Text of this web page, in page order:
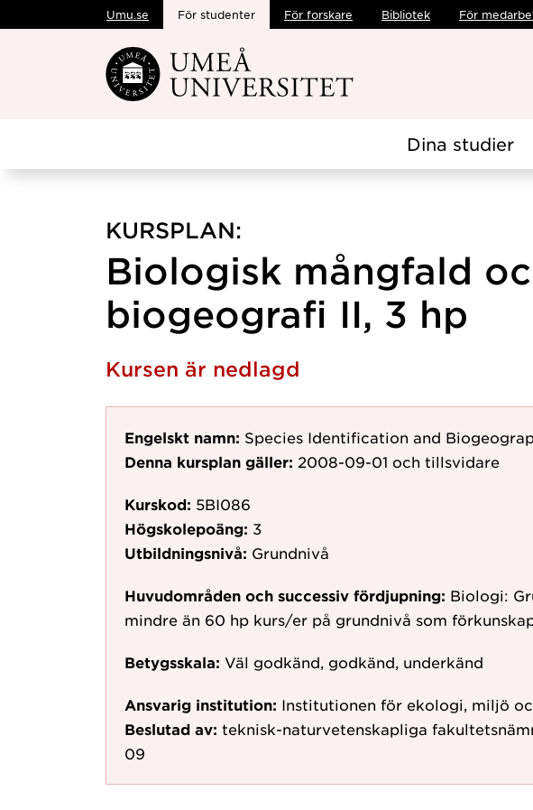
Hoppa direkt till innehållet
Umu.se För studenter För forskare Bibliotek För
Dina studier
KURSPLAN:
Biologisk mångfald
biogeografi II, 3 hp
Kursen är nedlagd
Engelskt namn: Species Identification and
Denna kursplan gäller: 2008-09-01 och tillsvidare
Kurskod: 5BI086
Högskolepoäng: 3
Utbildningsnivå: Grundnivå
Huvudområden och successiv fördjupning: Biologi:
mindre än 60 hp kurs/er på grundnivå som
Betygsskala: Väl godkänd, godkänd, underkänd
Ansvarig institution: Institutionen för ekologi, miljö
Beslutad av: teknisk-naturvetenskapliga
09